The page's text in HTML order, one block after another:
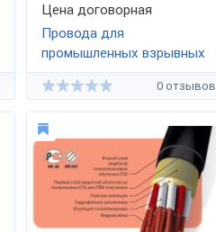
Цена договорная
Провода для
промышленных взрывных
работ ВП ГОСТ6285-74
0 отзывов